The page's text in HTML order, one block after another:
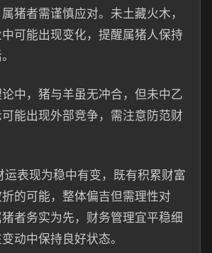
猪者需谨慎应对。未土藏火木，
可能出现变化，提醒属猪人保持
中，猪与羊虽无冲合，但未中乙
能出现外部竞争，需注意防范财
运表现为稳中有变，既有积累财富
的可能，整体偏吉但需理性对
者务实为先，财务管理宜平稳细
动中保持良好状态。